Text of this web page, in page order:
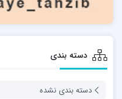
دسته بندی
دسته بندی نشده